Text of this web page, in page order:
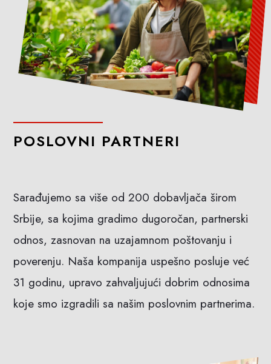
POSLOVNI PARTNERI
Sarađujemo sa više od 200 dobavljača širom
Srbije, sa kojima gradimo dugoročan, partnerski
odnos, zasnovan na uzajamnom poštovanju i
poverenju. Naša kompanija uspešno posluje već
31 godinu, upravo zahvaljujući dobrim odnosima
koje smo izgradili sa našim poslovnim partnerima.